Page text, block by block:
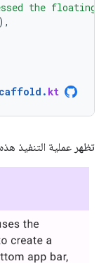
the floating
. kt
تظهر عملية التنفيذ